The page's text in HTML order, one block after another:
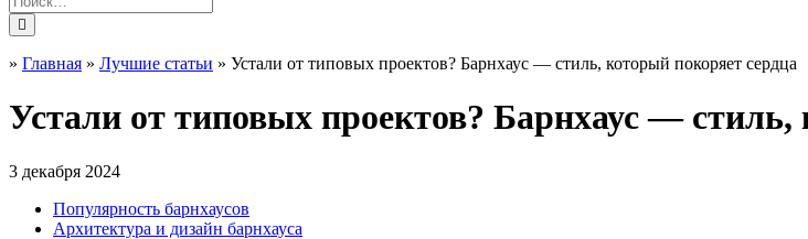
» Главная » Лучшие статьи » Устали от типовых проектов? Барнхаус — стиль, который покоряет сердца
Устали от типовых проектов? Барнхаус — стиль,
3 декабря 2024
Популярность барнхаусов
Архитектура и дизайн барнхауса